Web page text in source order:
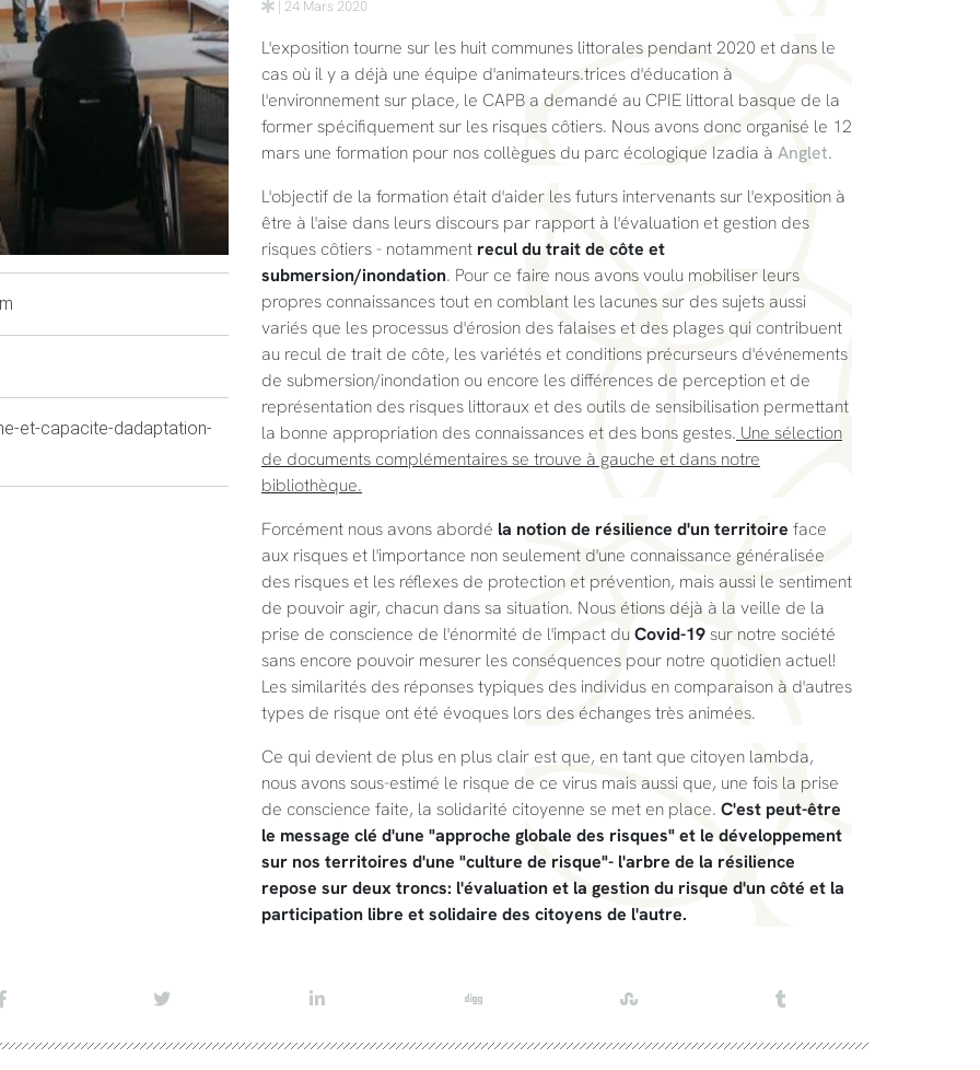
et-capacite-dadaptation-
| 24 Mars 2020
L'exposition tourne sur les huit communes littorales pendant 2020 et dans le
cas où il y a déjà une équipe d'animateurs.trices d'éducation à
l'environnement sur place, le CAPB a demandé au CPIE littoral basque de la
former spécifiquement sur les risques côtiers. Nous avons donc organisé le 12
mars une formation pour nos collègues du parc écologique Izadia à Anglet.
L'objectif de la formation était d'aider les futurs intervenants sur l'exposition à
être à l'aise dans leurs discours par rapport à l'évaluation et gestion des
risques côtiers - notamment recul du trait de côte et
submersion/inondation. Pour ce faire nous avons voulu mobiliser leurs
propres connaissances tout en comblant les lacunes sur des sujets aussi
variés que les processus d'érosion des falaises et des plages qui contribuent
au recul de trait de côte, les variétés et conditions précurseurs d'événements
de submersion/inondation ou encore les différences de perception et de
représentation des risques littoraux et des outils de sensibilisation permettant
la bonne appropriation des connaissances et des bons gestes. Une sélection
de documents complémentaires se trouve à gauche et dans notre
bibliothèque.
Forcément nous avons abordé la notion de résilience d'un territoire face
aux risques et l'importance non seulement d'une connaissance généralisée
des risques et les réflexes de protection et prévention, mais aussi le sentiment
de pouvoir agir, chacun dans sa situation. Nous étions déjà à la veille de la
prise de conscience de l'énormité de l'impact du Covid-19 sur notre société
sans encore pouvoir mesurer les conséquences pour notre quotidien actuel!
Les similarités des réponses typiques des individus en comparaison à d'autres
types de risque ont été évoques lors des échanges très animées.
Ce qui devient de plus en plus clair est que, en tant que citoyen lambda,
nous avons sous-estimé le risque de ce virus mais aussi que, une fois la prise
de conscience faite, la solidarité citoyenne se met en place. C'est peut-être
le message clé d'une "approche globale des risques" et le développement
sur nos territoires d'une "culture de risque"- l'arbre de la résilience
repose sur deux troncs: l'évaluation et la gestion du risque d'un côté et la
participation libre et solidaire des citoyens de l'autre.